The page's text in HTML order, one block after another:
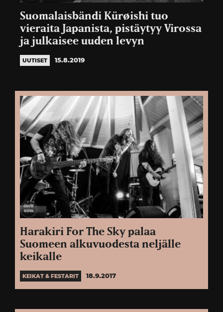
Suomalaisbändi Kürøishi tuo
vieraita Japanista, pistäytyy Virossa
ja julkaisee uuden levyn
UUTISET 15.8.2019
Harakiri For The Sky palaa
Suomeen alkuvuodesta neljälle
keikalle
KEIKAT & FESTARIT 18.9.2017